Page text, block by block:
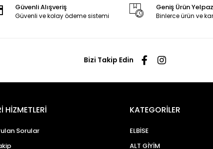
Güvenli Alışveriş
Güvenli ve kolay ödeme sistemi
Geniş Ürün
Binlerce ürün ve
Bizi Takip Edin
HİZMETLERİ
Sorular
KATEGORİLER
ELBİSE
ALT GİYİM